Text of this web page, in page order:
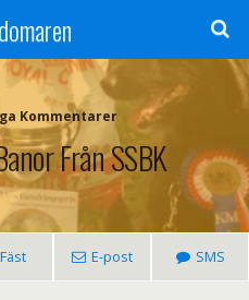
Kommentarer
Från SSBK
Fäst E-post SMS